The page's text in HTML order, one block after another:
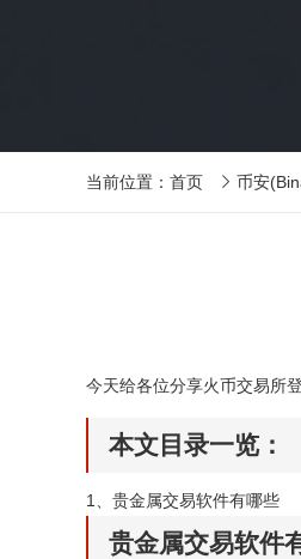
当前位置： 首页  币安
今天给各位分享火币交易所
本文目录一览：
1、 贵金属交易软件有哪些
贵金属交易软件